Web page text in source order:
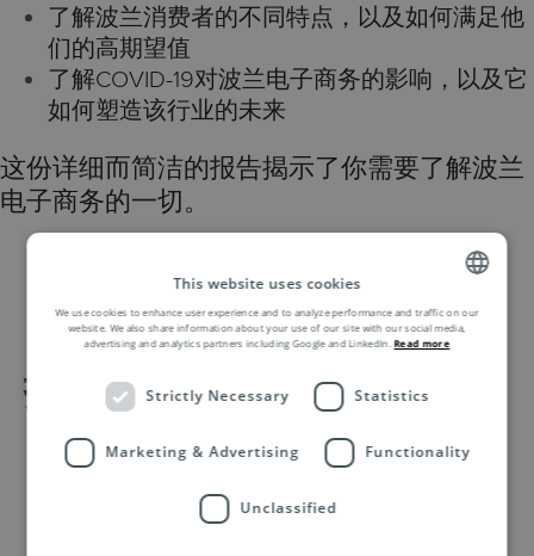
了解波兰消费者的不同特点，以及如何满足他
们的高期望值
了解COVID-19对波兰电子商务的影响，以及它
如何塑造该行业的未来
这份详细而简洁的报告揭示了你需要了解波兰
电子商务的一切。
报告全文包括：
市场概况：架起东西方文化交流的
ENGLISH
This website uses cookies
We use cookies to enhance user experience and to analyze performance and traffic on our
website. We also share information about your use of our site with our social media,
advertising and analytics partners including Google and LinkedIn. Read more
Strictly Necessary Statistics
Marketing & Advertising Functionality
Unclassified